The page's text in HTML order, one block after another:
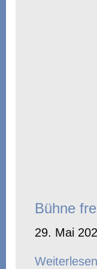
Bühne
29. Mai
Weiterlesen